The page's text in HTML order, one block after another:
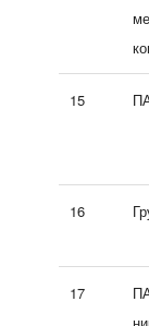
15
16
17